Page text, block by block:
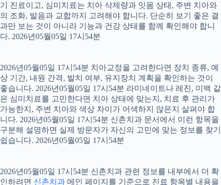
기 진료이고, 심미치료는 치아 삭제량과 잇몸 상태, 주변 치아와
의 조화, 발음과 교합까지 고려해야 합니다. 단순히 보기 좋은 결
과만 보는 것이 아니라 기능과 건강 상태를 함께 확인해야 합니
다. 2026년05월05일 17시54분
2026년05월05일 17시54분 치아교정을 고려한다면 장치 종류, 예
상 기간, 내원 간격, 발치 여부, 유지장치 계획을 확인하는 것이
좋습니다. 2026년05월05일 17시54분 라미네이트나 레진, 미백 같
은 심미치료를 고민한다면 치아 상태에 맞는지, 치료 후 관리가
가능한지, 주변 치아와 색상 차이가 어색하지 않은지 살펴야 합
니다. 2026년05월05일 17시54분 신촌치과 문서에서 이런 항목을
구분해 설명하면 실제 방문자가 자신의 고민에 맞는 정보를 찾기
쉽습니다. 2026년05월05일 17시54분
2026년05월05일 17시54분 신촌치과 관련 정보를 내부에서 더 확
인하려면 신촌치과 메인 페이지를 기준으로 진료 항목별 내용을